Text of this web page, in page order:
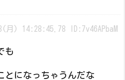
月) 14:28:45.78 ID:7v46APbaM
も
とになっちゃうんだな